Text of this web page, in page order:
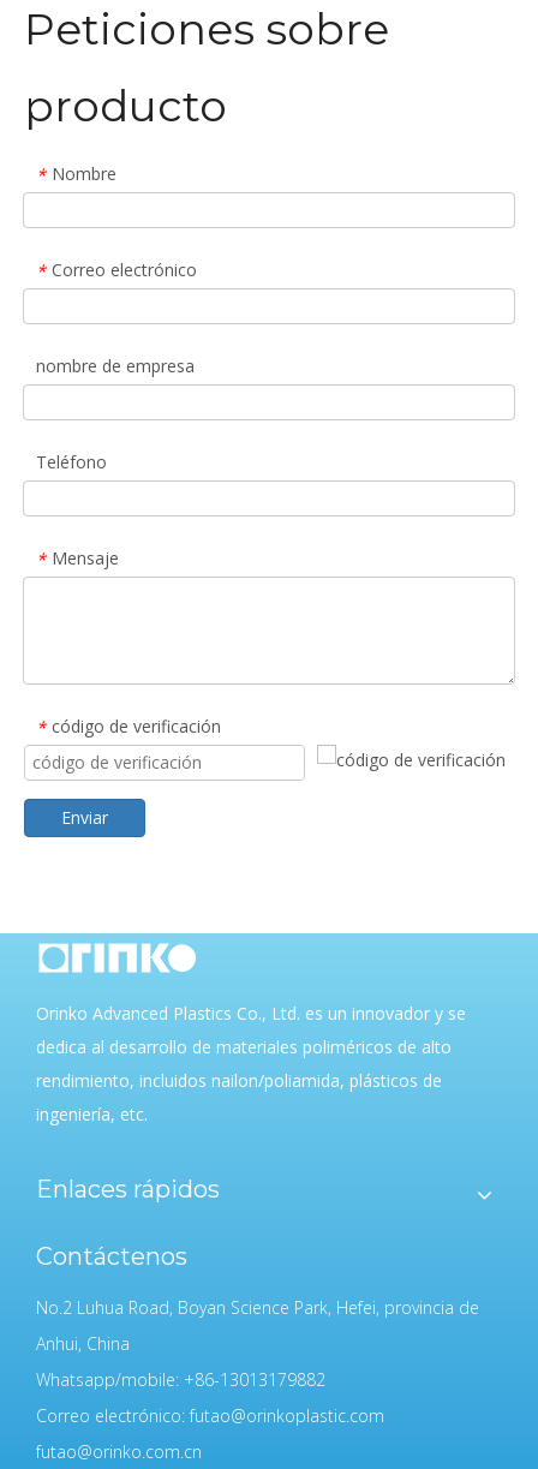
Peticiones sobre
producto
* Nombre
* Correo electrónico
nombre de empresa
Teléfono
* Mensaje
* código de verificación
Enviar
Orinko Advanced Plastics Co., Ltd. es un innovador y se
dedica al desarrollo de materiales poliméricos de alto
rendimiento, incluidos nailon/poliamida, plásticos de
ingeniería, etc.
Enlaces rápidos
Contáctenos
No.2 Luhua Road, Boyan Science Park, Hefei, provincia de
Anhui, China
Whatsapp/mobile: +86-13013179882
Correo electrónico:futao@orinkoplastic.com
futao@orinko.com.cn